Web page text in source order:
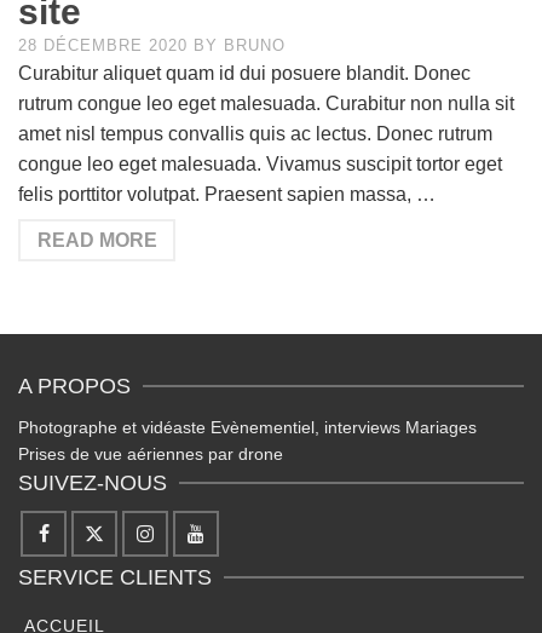
site
28 DÉCEMBRE 2020 BY BRUNO
Curabitur aliquet quam id dui posuere blandit. Donec
rutrum congue leo eget malesuada. Curabitur non nulla sit
amet nisl tempus convallis quis ac lectus. Donec rutrum
congue leo eget malesuada. Vivamus suscipit tortor eget
felis porttitor volutpat. Praesent sapien massa, …
READ MORE
A PROPOS
Photographe et vidéaste Evènementiel, interviews Mariages
Prises de vue aériennes par drone
SUIVEZ-NOUS
SERVICE CLIENTS
ACCUEIL